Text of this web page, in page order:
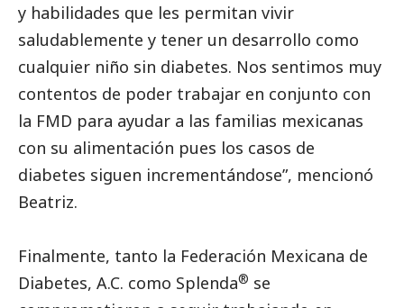
y habilidades que les permitan vivir
saludablemente y tener un desarrollo como
cualquier niño sin diabetes. Nos sentimos muy
contentos de poder trabajar en conjunto con
la FMD para ayudar a las familias mexicanas
con su alimentación pues los casos de
diabetes siguen incrementándose”, mencionó
Beatriz.
Finalmente, tanto la Federación Mexicana de
Diabetes, A.C. como Splenda® se